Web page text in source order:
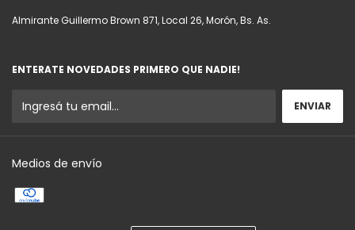
Almirante Guillermo Brown 871, Local 26, Morón, Bs. As.
ENTERATE NOVEDADES PRIMERO QUE NADIE!
Medios de envío